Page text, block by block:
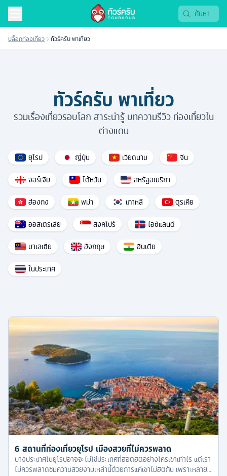
บล็อกท่องเที่ยว ทัวร์ครับ พาเที่ยว
ทัวร์ครับ พาเที่ยว
รวมเรื่องเที่ยวรอบโลก สาระน่ารู้ บทความรีวิว ท่องเที่ยวใน
ต่างแดน
ยุโรป ญี่ปุ่น เวียดนาม
จีน
จอร์เจีย
ไต้หวัน
สหรัฐอเมริกา
ฮ่องกง
พม่า เกาหลี
ตุรเคีย
ออสเตรเลีย
สิงคโปร์
ไอซ์แลนด์
มาเลเซีย
อังกฤษ
อินเดีย
ในประเทศ
6 สถานที่ท่องเที่ยวยุโรป เมืองสวยที่ไม่ควรพลาด
บางประเทศในยุโรปอาจจะไม่ใช่ประเทศที่ฮอตฮิตอย่างใครเขาเท่าไร แต่เรา
ไม่ควรพลาดชมความสวยงามเหล่านี้ด้วยการแค่เขาไม่ฮิตกัน เพราะหลาย